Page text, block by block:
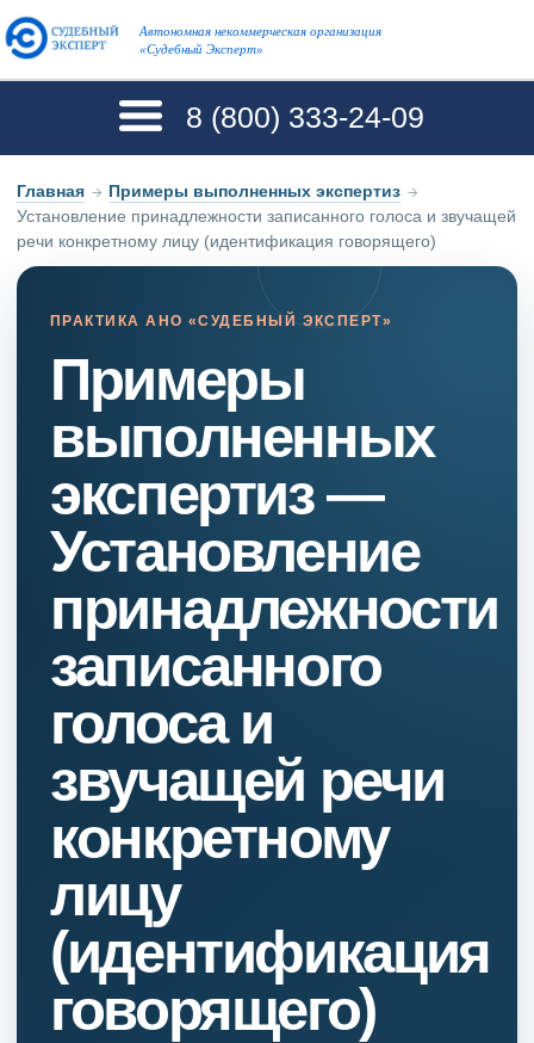
Автономная некоммерческая организация
«Судебный Эксперт»
8 (800) 333-24-09
Главная → Примеры выполненных экспертиз →
Установление принадлежности записанного голоса и звучащей
речи конкретному лицу (идентификация говорящего)
ПРАКТИКА АНО «СУДЕБНЫЙ ЭКСПЕРТ»
Примеры
выполненных
экспертиз —
Установление
принадлежности
записанного
голоса и
звучащей речи
конкретному
лицу
(идентификация
говорящего)